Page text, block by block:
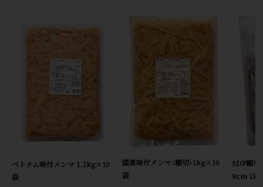
ベトナム味付メンマ 1.2kg×10
袋
国産味付メンマ（細切）1kg×10
袋
SDF細切
8cm